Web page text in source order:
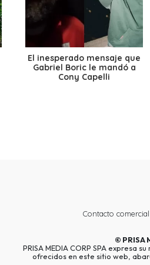
El inesperado mensaje que
Gabriel Boric le mandó a
Cony Capelli
Contacto comercial
© PRISA
PRISA MEDIA CORP SPA expresa
ofrecidos en este sitio web,